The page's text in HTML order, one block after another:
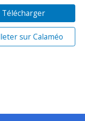
Télécharger
sur Calaméo